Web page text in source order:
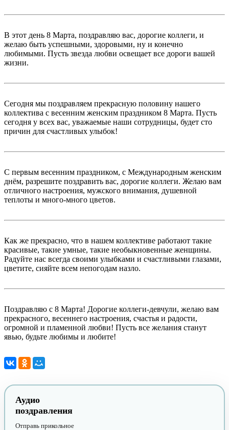
В этот день 8 Марта, поздравляю вас, дорогие коллеги, и
желаю быть успешными, здоровыми, ну и конечно
любимыми. Пусть звезда любви освещает все дороги вашей
жизни.
Сегодня мы поздравляем прекрасную половину нашего
коллектива с весенним женским праздником 8 Марта. Пусть
сегодня у всех вас, уважаемые наши сотрудницы, будет сто
причин для счастливых улыбок!
С первым весенним праздником, с Международным женским
днём, разрешите поздравить вас, дорогие коллеги. Желаю вам
отличного настроения, мужского внимания, душевной
теплоты и много-много цветов.
Как же прекрасно, что в нашем коллективе работают такие
красивые, такие умные, такие необыкновенные женщины.
Радуйте нас всегда своими улыбками и счастливыми глазами,
цветите, сияйте всем непогодам назло.
Поздравляю с 8 Марта! Дорогие коллеги-девчули, желаю вам
прекрасного, весеннего настроения, счастья и радости,
огромной и пламенной любви! Пусть все желания станут
явью, будьте любимы и любите!
Аудио
поздравления
Отправь прикольное